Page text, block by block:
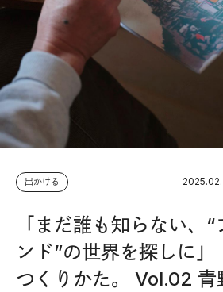
出かける
「まだ誰も知らない、
ンド”の世界を探しに」
つくりかた。 Vol.02 青